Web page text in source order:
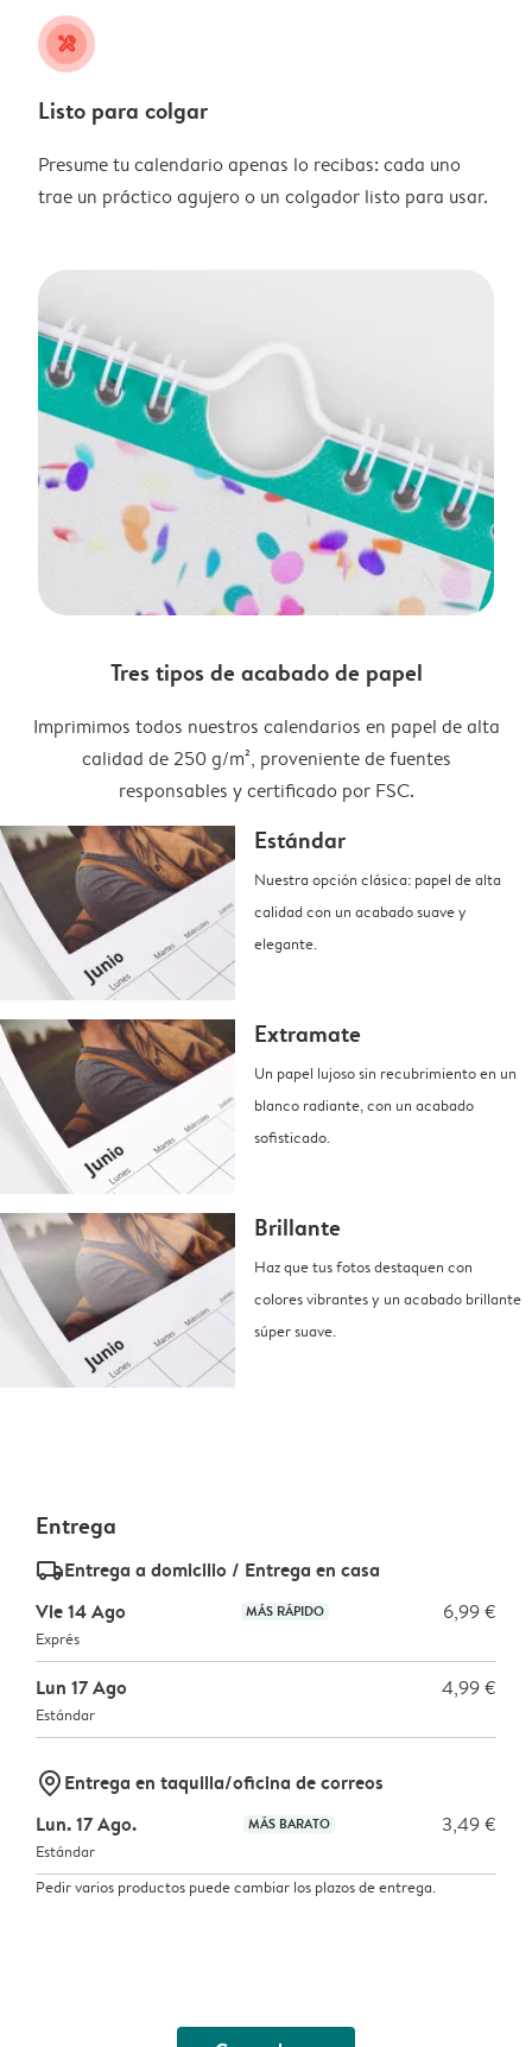
tools
Listo para colgar
Presume tu calendario apenas lo recibas: cada uno
trae un práctico agujero o un colgador listo para usar.
Tres tipos de acabado de papel
Imprimimos todos nuestros calendarios en papel de alta
calidad de 250 g/m², proveniente de fuentes
responsables y certificado por FSC.
Estándar
Nuestra opción clásica: papel de alta
calidad con un acabado suave y
elegante.
Extramate
Un papel lujoso sin recubrimiento en un
blanco radiante, con un acabado
sofisticado.
Brillante
Haz que tus fotos destaquen con
colores vibrantes y un acabado brillante
súper suave.
Entrega
delivery_standard_v2Entrega a domicilio / Entrega en casa
Vie 14 Ago
MÁS RÁPIDO 6,99 €
Exprés
Lun 17 Ago 4,99 €
Estándar
marker-pinEntrega en taquilla/oficina de correos
Lun. 17 Ago.
MÁS BARATO 3,49 €
Estándar
Pedir varios productos puede cambiar los plazos de entrega.